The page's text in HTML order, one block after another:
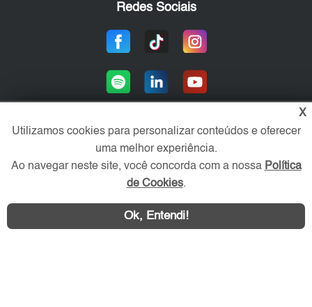
WhatsApp Contatar
Redes Sociais
Área exclusiva aos anunciantes,
acesse sua conta:
X
Utilizamos cookies para personalizar conteúdos e oferecer
uma melhor experiência.
Ao navegar neste site, você concorda com a nossa Política
de Cookies.
Ok, Entendi!